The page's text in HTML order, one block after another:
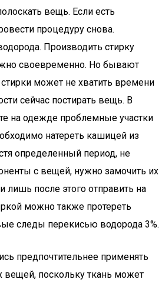
вещь. Если есть
процедуру снова.
Производить стирку
своевременно. Но бывают
стирки может не хватить времени
сейчас постирать вещь. В
на одежде проблемные участки
натереть кашицей из
определенный период, не
с вещей, нужно замочить их
лишь после этого отправить на
можно также протереть
следы перекисью водорода 3%.
предпочтительнее применять
вещей, поскольку ткань может